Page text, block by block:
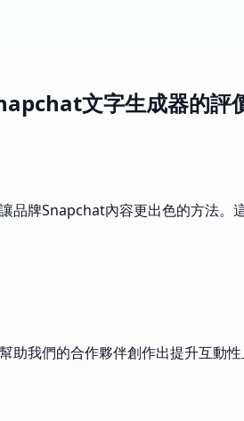
文字生成器的評
牌Snapchat內容更出色的方法。
我們的合作夥伴創作出提升互動